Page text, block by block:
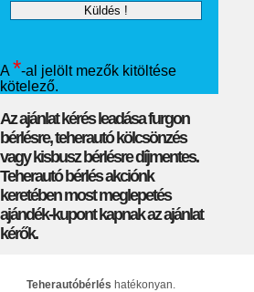
A *-al jelölt mezők kitöltése
kötelező.
Az ajánlat kérés leadása furgon
bérlésre, teherautó kölcsönzés
vagy kisbusz bérlésre díjmentes.
Teherautó bérlés akciónk
keretében most meglepetés
ajándék-kupont kapnak az ajánlat
kérők.
Teherautóbérlés hatékonyan.